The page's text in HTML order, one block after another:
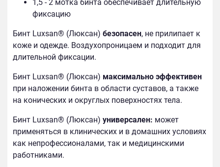
1,5 - 2 мотка бинта обеспечивает длительную
фиксацию
Бинт Luxsan® (Люксан) безопасен, не прилипает к
коже и одежде. Воздухопроницаем и подходит для
длительной фиксации.
Бинт Luxsan® (Люксан) максимально эффективен
при наложении бинта в области суставов, а также
на конических и округлых поверхностях тела.
Бинт Luxsan® (Люксан) универсален: может
применяться в клинических и в домашних условиях
как непрофессионалами, так и медицинскими
работниками.